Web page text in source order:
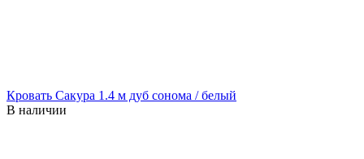
Кровать Сакура 1.4 м дуб сонома / белый
В наличии